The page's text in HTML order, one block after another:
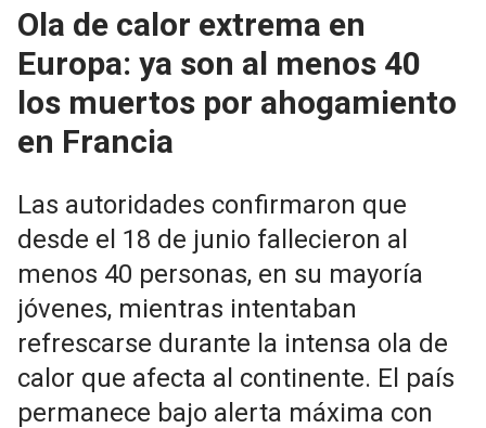
Ola de calor extrema en
Europa: ya son al menos 40
los muertos por ahogamiento
en Francia
Las autoridades confirmaron que
desde el 18 de junio fallecieron al
menos 40 personas, en su mayoría
jóvenes, mientras intentaban
refrescarse durante la intensa ola de
calor que afecta al continente. El país
permanece bajo alerta máxima con